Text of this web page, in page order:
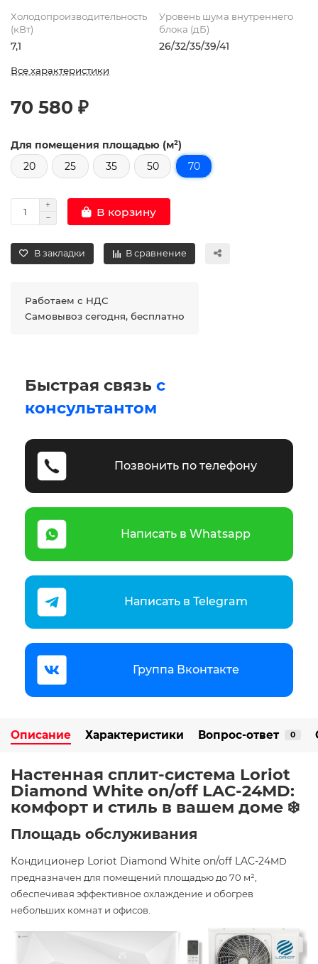
Холодопроизводительность
(кВт)
7,1
Уровень шума внутреннего
блока (дБ)
26/32/35/39/41
Все характеристики
70 580 ₽
Для помещения площадью (м²)
20
25 35 50 70
В корзину
В закладки В сравнение
Работаем с НДС
Самовывоз сегодня, бесплатно
Быстрая связь с
консультантом
Позвонить по телефону
Написать в Whatsapp
Написать в Telegram
Группа Вконтакте
Описание Характеристики Вопрос-ответ 0
Настенная сплит-система Loriot
Diamond White on/off LAC-24MD:
комфорт и стиль в вашем доме ❄️
Площадь обслуживания
Кондиционер Loriot Diamond White on/off LAC-24MD
предназначен для помещений площадью до 70 м²,
обеспечивая эффективное охлаждение и обогрев
небольших комнат и офисов.​